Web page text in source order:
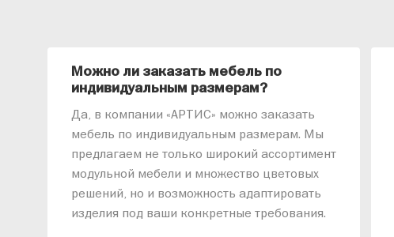
Можно ли заказать мебель по
индивидуальным размерам?
Да, в компании «АРТИС» можно заказать
мебель по индивидуальным размерам. Мы
предлагаем не только широкий ассортимент
модульной мебели и множество цветовых
решений, но и возможность адаптировать
изделия под ваши конкретные требования.